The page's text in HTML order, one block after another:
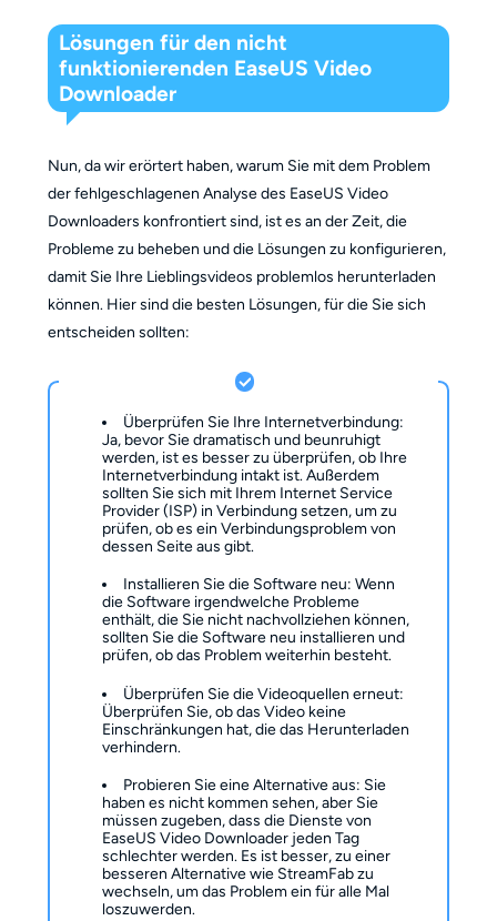
Lösungen für den nicht
funktionierenden EaseUS Video
Downloader
Nun, da wir erörtert haben, warum Sie mit dem Problem
der fehlgeschlagenen Analyse des EaseUS Video
Downloaders konfrontiert sind, ist es an der Zeit, die
Probleme zu beheben und die Lösungen zu konfigurieren,
damit Sie Ihre Lieblingsvideos problemlos herunterladen
können. Hier sind die besten Lösungen, für die Sie sich
entscheiden sollten:
Überprüfen Sie Ihre Internetverbindung:
Ja, bevor Sie dramatisch und beunruhigt
werden, ist es besser zu überprüfen, ob Ihre
Internetverbindung intakt ist. Außerdem
sollten Sie sich mit Ihrem Internet Service
Provider (ISP) in Verbindung setzen, um zu
prüfen, ob es ein Verbindungsproblem von
dessen Seite aus gibt.
Installieren Sie die Software neu: Wenn
die Software irgendwelche Probleme
enthält, die Sie nicht nachvollziehen können,
sollten Sie die Software neu installieren und
prüfen, ob das Problem weiterhin besteht.
Überprüfen Sie die Videoquellen erneut:
Überprüfen Sie, ob das Video keine
Einschränkungen hat, die das Herunterladen
verhindern.
Probieren Sie eine Alternative aus: Sie
haben es nicht kommen sehen, aber Sie
müssen zugeben, dass die Dienste von
EaseUS Video Downloader jeden Tag
schlechter werden. Es ist besser, zu einer
besseren Alternative wie StreamFab zu
wechseln, um das Problem ein für alle Mal
loszuwerden.